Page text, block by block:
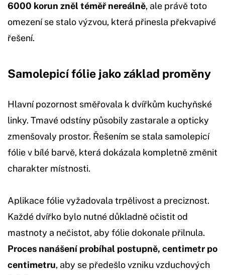
6000 korun zněl téměř nereálně, ale právě toto
omezení se stalo výzvou, která přinesla překvapivé
řešení.
Samolepicí fólie jako základ proměny
Hlavní pozornost směřovala k dvířkům kuchyňské
linky. Tmavé odstíny působily zastarale a opticky
zmenšovaly prostor. Řešením se stala samolepicí
fólie v bílé barvě, která dokázala kompletně změnit
charakter místnosti.
Aplikace fólie vyžadovala trpělivost a preciznost.
Každé dvířko bylo nutné důkladně očistit od
mastnoty a nečistot, aby fólie dokonale přilnula.
Proces nanášení probíhal postupně, centimetr po
centimetru, aby se předešlo vzniku vzduchových